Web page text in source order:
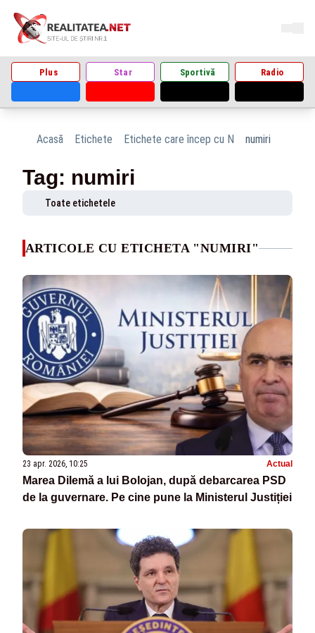
Plus Star Sportivă Radio
Acasă Etichete Etichete care încep cu N numiri
Tag: numiri
Toate etichetele
ARTICOLE CU ETICHETA "NUMIRI"
23 apr. 2026, 10:25 Actual
Marea Dilemă a lui Bolojan, după debarcarea PSD
de la guvernare. Pe cine pune la Ministerul Justiției